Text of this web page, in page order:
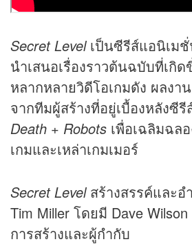
Secret Level เป็นซีรีส์แอนิเม
นำเสนอเรื่องราวต้นฉบับที่เกิ
หลากหลายวิดีโอเกมดัง ผลงา
จากทีมผู้สร้างที่อยู่เบื้องหลังซี
Death + Robots เพื่อเฉลิมฉล
เกมและเหล่าเกมเมอร์
Secret Levelสร้างสรรค์และอ
Tim Miller โดยมี Dave
การสร้างและผู้กำกับ